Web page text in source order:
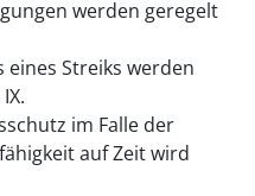
werden geregelt
eines Streiks werden
im Falle der
auf Zeit wird